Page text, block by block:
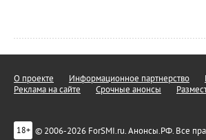
О проекте Информационное партнерство
Реклама на сайте
Срочные анонсы
18+ © 2006-2026 ForSMI.ru. Анонсы.РФ. Все